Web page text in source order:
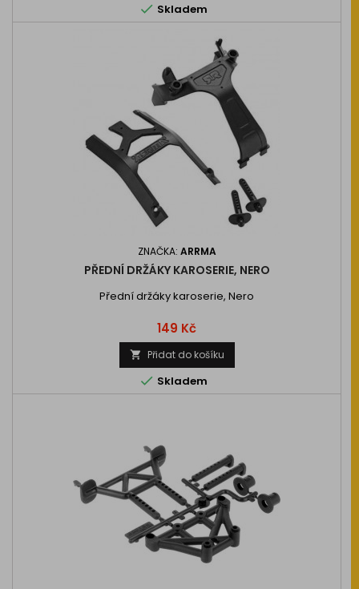
 Skladem
ZNAČKA: ARRMA
PŘEDNÍ DRŽÁKY KAROSERIE, NERO
Přední držáky karoserie, Nero
Cena
149 Kč
 Přidat do košíku
 Skladem